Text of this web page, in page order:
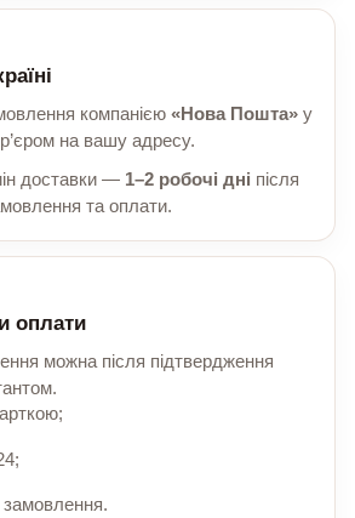
компанією «Нова Пошта» у
на вашу адресу.
доставки — 1–2 робочі дні після
та оплати.
оплати
можна після підтвердження
замовлення.